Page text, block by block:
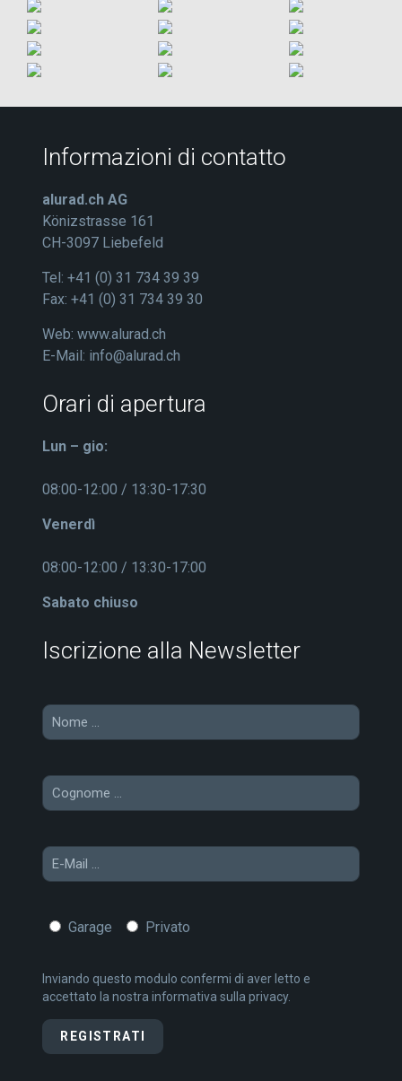
Informazioni di contatto
alurad.ch AG
Könizstrasse 161
CH-3097 Liebefeld
Tel: +41 (0) 31 734 39 39
Fax: +41 (0) 31 734 39 30
Web:www.alurad.ch
E-Mail: info@alurad.ch
Orari di apertura
Lun – gio:
08:00-12:00 / 13:30-17:30
Venerdì
08:00-12:00 / 13:30-17:00
Sabato chiuso
Iscrizione alla Newsletter
Garage Privato
Inviando questo modulo confermi di aver letto e
accettato la nostrainformativa sulla privacy.